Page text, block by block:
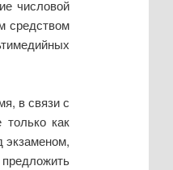
числовой
средством
в связи с
как
экзаменом,